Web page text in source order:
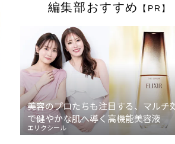
編集部おすすめ 【PR】
美容のプロたちも注目する、マルチ
で健やかな肌へ導く高機能美容液
エリクシール